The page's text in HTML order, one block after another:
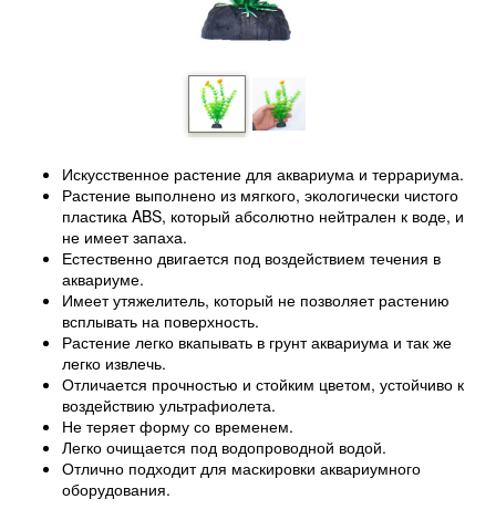
Искусственное растение для аквариума и террариума.
Растение выполнено из мягкого, экологически чистого
пластика ABS, который абсолютно нейтрален к воде, и
не имеет запаха.
Естественно двигается под воздействием течения в
аквариуме.
Имеет утяжелитель, который не позволяет растению
всплывать на поверхность.
Растение легко вкапывать в грунт аквариума и так же
легко извлечь.
Отличается прочностью и стойким цветом, устойчиво к
воздействию ультрафиолета.
Не теряет форму со временем.
Легко очищается под водопроводной водой.
Отлично подходит для маскировки аквариумного
оборудования.